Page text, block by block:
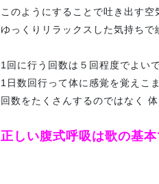
このようにすることで吐き出す
ゆっくりリラックスした気持ち
1回に行う回数は５回程度でよい
1日数回行って体に感覚を覚えこ
回数をたくさんするのではなく
正しい腹式呼吸は歌の基